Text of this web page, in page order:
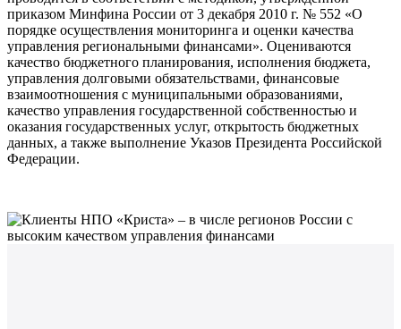
приказом Минфина России от 3 декабря 2010 г. № 552 «О
порядке осуществления мониторинга и оценки качества
управления региональными финансами». Оцениваются
качество бюджетного планирования, исполнения бюджета,
управления долговыми обязательствами, финансовые
взаимоотношения с муниципальными образованиями,
качество управления государственной собственностью и
оказания государственных услуг, открытость бюджетных
данных, а также выполнение Указов Президента Российской
Федерации.